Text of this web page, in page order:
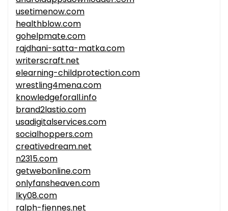
usetimenow.com
healthblow.com
gohelpmate.com
rajdhani-satta-matka.com
writerscraft.net
elearning-childprotection.com
wrestling4mena.com
knowledgeforall.info
brand2lastio.com
usadigitalservices.com
socialhoppers.com
creativedream.net
n2315.com
getwebonline.com
onlyfansheaven.com
lky08.com
ralph-fiennes.net